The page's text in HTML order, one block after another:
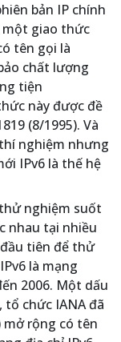
bản IP chính
giao thức
tên gọi là
chất lượng
tiện
này được đề
(8/1995). Và
nghiệm nhưng
IPv6 là thế hệ
nghiệm suốt
nhau tại nhiều
tiên để thử
là mạng
2006. Một dấu
chức IANA đã
rộng có tên